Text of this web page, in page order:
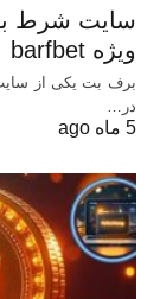
سایت شرط
ویژه barfbet
برف بت یکی از
در…
5 ماه ago